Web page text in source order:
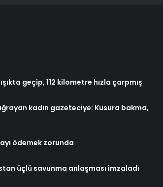
geçip, 112 kilometre hızla çarpmış
kadın gazeteciye: Kusura bakma,
ödemek zorunda
üçlü savunma anlaşması imzaladı